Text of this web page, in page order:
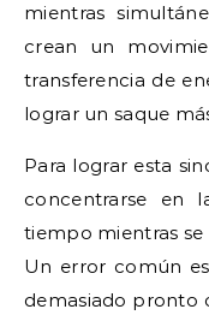
mientras
crean un
transferencia de
lograr un saque
Para lograr esta
concentrarse en
tiempo mientras
Un error común
demasiado pronto